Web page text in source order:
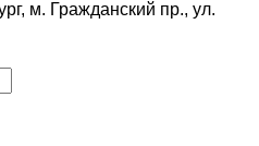
м. Гражданский пр., ул.